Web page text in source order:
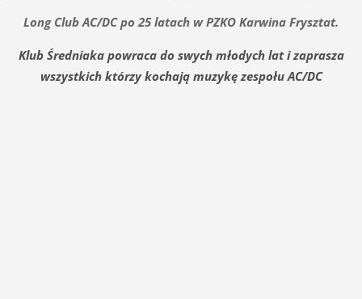
Long Club AC/DC po 25 latach w PZKO Karwina Frysztat.
Klub Średniaka powraca do swych młodych lat i zaprasza
wszystkich którzy kochają muzykę zespołu AC/DC